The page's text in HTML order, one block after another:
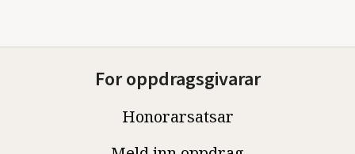
For oppdragsgivarar
Honorarsatsar